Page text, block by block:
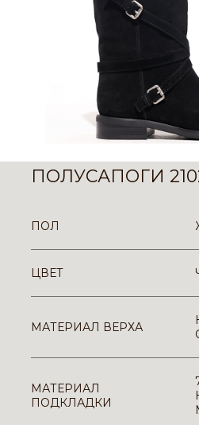
ПОЛУСАПОГИ
ПОЛ
ЦВЕТ
МАТЕРИАЛ ВЕРХА
МАТЕРИАЛ
ПОДКЛАДКИ